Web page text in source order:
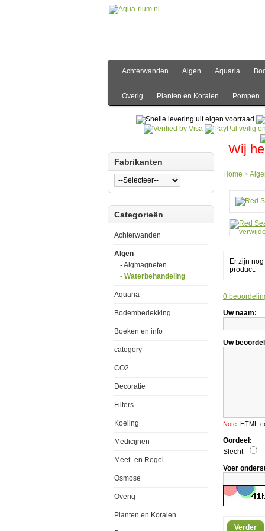
Achterwanden Algen Aquaria
Overig Planten en Koralen Pompen
Wij
Fabrikanten
Categorieën
Achterwanden
Algen
- Algmagneten
- Waterbehandeling
Aquaria
Bodembedekking
Boeken en info
category
CO2
Decoratie
Filters
Koeling
Medicijnen
Meet- en Regel
Osmose
Overig
Planten en Koralen
Algen
Red
en
verwijderaar
Het
beheer
van
algen
Home >
Er zijn
product.
0
Uw naam:
Uw
Note: HTML-
Oordeel:
Slecht
Voer
Verder